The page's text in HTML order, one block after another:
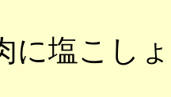
塩こし